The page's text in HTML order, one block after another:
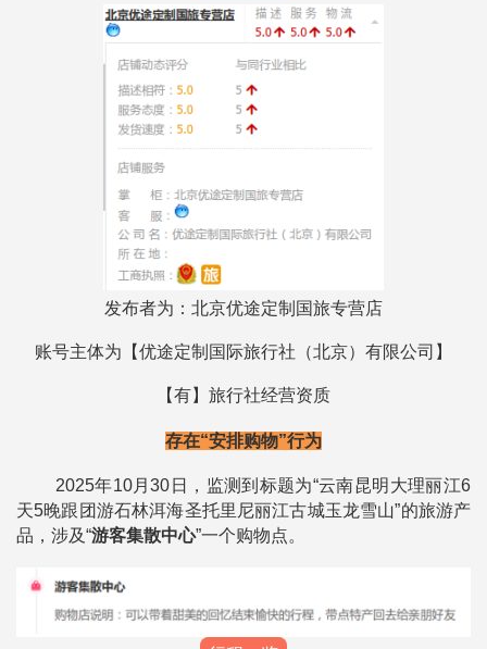
发布者为： 北京优途定制国旅专营店
账号主体为【优途定制国际旅行社（北京）有限公司 】
【有】旅行社经营资质
存在“安排购物”行为
2025年10月30日，监测到标题为“云南昆明大理丽江6
天5晚跟团游石林洱海圣托里尼丽江古城玉龙雪山”的旅游产
品，涉及“游客集散中心”一个购物点。